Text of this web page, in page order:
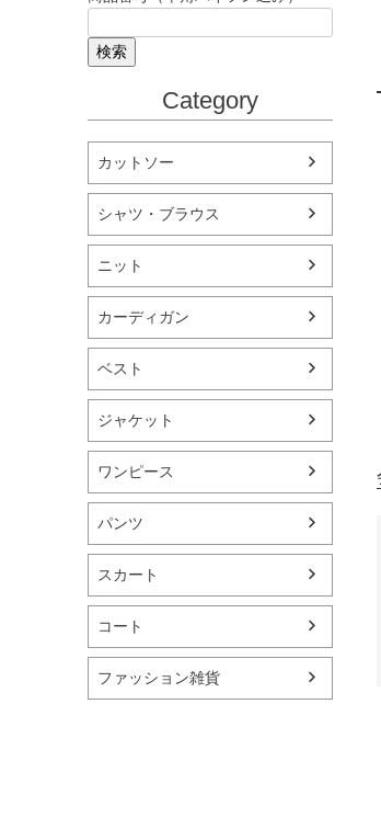
検索
Category
カットソー
シャツ・ブラウス
ニット
カーディガン
ベスト
ジャケット
ワンピース
パンツ
スカート
コート
ファッション雑貨